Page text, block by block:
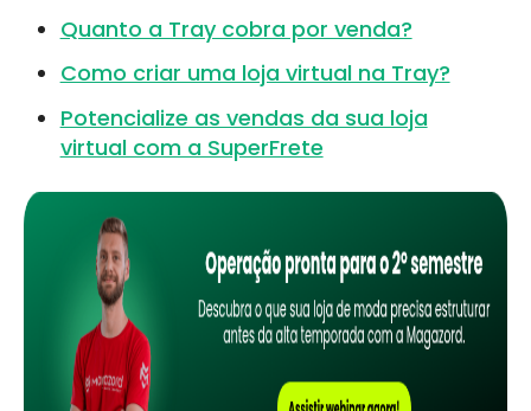
Quanto a Tray cobra por venda?
Como criar uma loja virtual na Tray?
Potencialize as vendas da sua loja
virtual com a SuperFrete